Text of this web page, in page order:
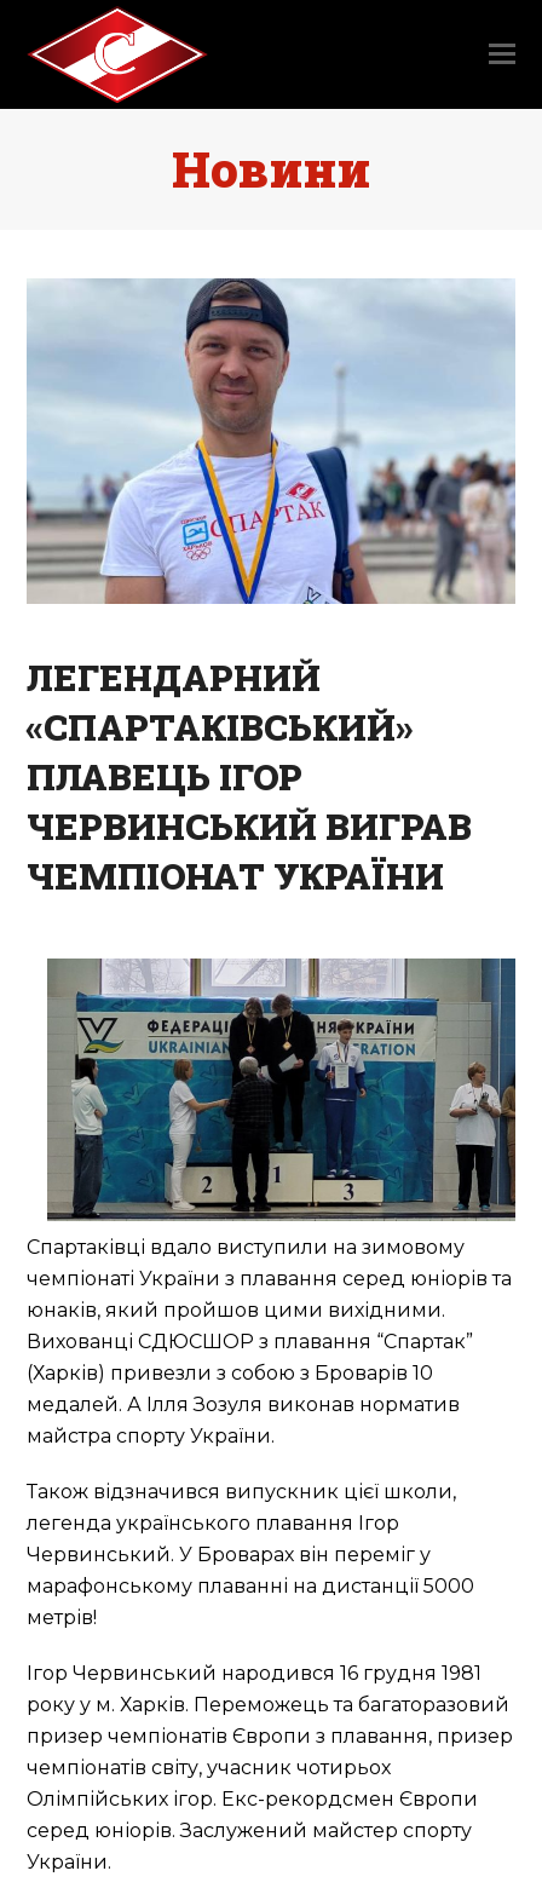
Новини
ЛЕГЕНДАРНИЙ
«СПАРТАКІВСЬКИЙ»
ПЛАВЕЦЬ ІГОР
ЧЕРВИНСЬКИЙ ВИГРАВ
ЧЕМПІОНАТ УКРАЇНИ
Спартаківці вдало виступили на зимовому
чемпіонаті України з плавання серед юніорів та
юнаків, який пройшов цими вихідними.
Вихованці СДЮСШОР з плавання “Спартак”
(Харків) привезли з собою з Броварів 10
медалей. А Ілля Зозуля виконав норматив
майстра спорту України.
Також відзначився випускник цієї школи,
легенда українського плавання Ігор
Червинський. У Броварах він переміг у
марафонському плаванні на дистанції 5000
метрів!
Ігор Червинський народився 16 грудня 1981
року у м. Харків. Переможець та багаторазовий
призер чемпіонатів Європи з плавання, призер
чемпіонатів світу, учасник чотирьох
Олімпійських ігор. Екс-рекордсмен Європи
серед юніорів. Заслужений майстер спорту
України.